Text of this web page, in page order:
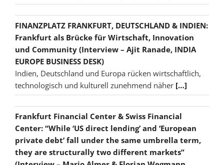
FINANZPLATZ FRANKFURT, DEUTSCHLAND & INDIEN:
Frankfurt als Brücke für Wirtschaft, Innovation
und Community (Interview – Ajit Ranade, INDIA
EUROPE BUSINESS DESK)
Indien, Deutschland und Europa rücken wirtschaftlich,
technologisch und kulturell zunehmend näher […]
Frankfurt Financial Center & Swiss Financial
Center: “While ‘US direct lending’ and ‘European
private debt’ fall under the same umbrella term,
they are structurally two different markets”